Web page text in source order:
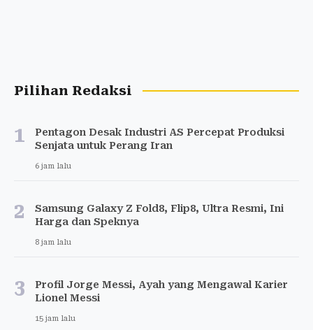
Pilihan Redaksi
1
Pentagon Desak Industri AS Percepat Produksi
Senjata untuk Perang Iran
6 jam lalu
2
Samsung Galaxy Z Fold8, Flip8, Ultra Resmi, Ini
Harga dan Speknya
8 jam lalu
3
Profil Jorge Messi, Ayah yang Mengawal Karier
Lionel Messi
15 jam lalu